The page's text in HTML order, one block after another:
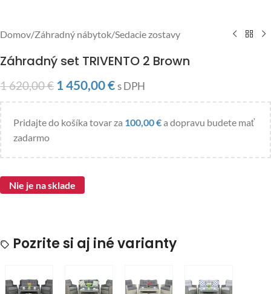
Domov/Záhradný nábytok/Sedacie zostavy
Záhradný set TRIVENTO 2 Brown
1 620,00€ 1 450,00€ s DPH
Pridajte do košíka tovar za 100,00€a dopravu budete mať
zadarmo
Nie je na sklade
Pozrite si aj iné varianty